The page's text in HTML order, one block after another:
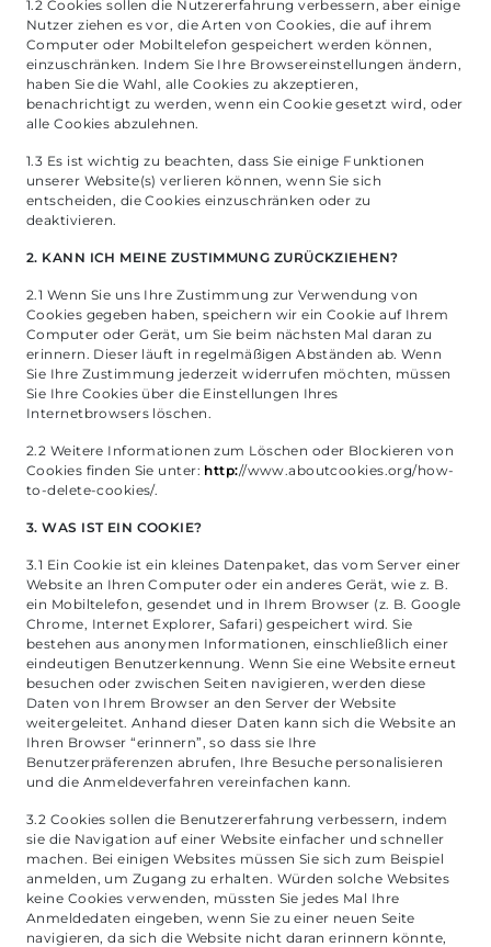
1.2 Cookies sollen die Nutzererfahrung verbessern, aber einige
Nutzer ziehen es vor, die Arten von Cookies, die auf ihrem
Computer oder Mobiltelefon gespeichert werden können,
einzuschränken. Indem Sie Ihre Browsereinstellungen ändern,
haben Sie die Wahl, alle Cookies zu akzeptieren,
benachrichtigt zu werden, wenn ein Cookie gesetzt wird, oder
alle Cookies abzulehnen.
1.3 Es ist wichtig zu beachten, dass Sie einige Funktionen
unserer Website(s) verlieren können, wenn Sie sich
entscheiden, die Cookies einzuschränken oder zu
deaktivieren.
2. KANN ICH MEINE ZUSTIMMUNG ZURÜCKZIEHEN?
2.1 Wenn Sie uns Ihre Zustimmung zur Verwendung von
Cookies gegeben haben, speichern wir ein Cookie auf Ihrem
Computer oder Gerät, um Sie beim nächsten Mal daran zu
erinnern. Dieser läuft in regelmäßigen Abständen ab. Wenn
Sie Ihre Zustimmung jederzeit widerrufen möchten, müssen
Sie Ihre Cookies über die Einstellungen Ihres
Internetbrowsers löschen.
2.2 Weitere Informationen zum Löschen oder Blockieren von
Cookies finden Sie unter: http://www.aboutcookies.org/how-
to-delete-cookies/.
3. WAS IST EIN COOKIE?
3.1 Ein Cookie ist ein kleines Datenpaket, das vom Server einer
Website an Ihren Computer oder ein anderes Gerät, wie z. B.
ein Mobiltelefon, gesendet und in Ihrem Browser (z. B. Google
Chrome, Internet Explorer, Safari) gespeichert wird. Sie
bestehen aus anonymen Informationen, einschließlich einer
eindeutigen Benutzerkennung. Wenn Sie eine Website erneut
besuchen oder zwischen Seiten navigieren, werden diese
Daten von Ihrem Browser an den Server der Website
weitergeleitet. Anhand dieser Daten kann sich die Website an
Ihren Browser “erinnern”, so dass sie Ihre
Benutzerpräferenzen abrufen, Ihre Besuche personalisieren
und die Anmeldeverfahren vereinfachen kann.
3.2 Cookies sollen die Benutzererfahrung verbessern, indem
sie die Navigation auf einer Website einfacher und schneller
machen. Bei einigen Websites müssen Sie sich zum Beispiel
anmelden, um Zugang zu erhalten. Würden solche Websites
keine Cookies verwenden, müssten Sie jedes Mal Ihre
Anmeldedaten eingeben, wenn Sie zu einer neuen Seite
navigieren, da sich die Website nicht daran erinnern könnte,